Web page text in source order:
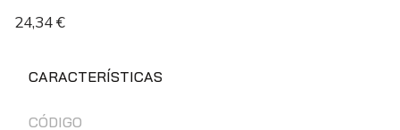
24,34€
CARACTERÍSTICAS
CÓDIGO